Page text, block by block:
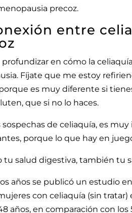
precoz.
entre
profundizar en cómo la
Fíjate que me estoy
es muy diferente si
que si no lo haces.
sospechas de celiaquía, es
porque lo que hay en
tu salud digestiva, también tu
años se publicó un estudio
con celiaquía (sin
años, en comparación con